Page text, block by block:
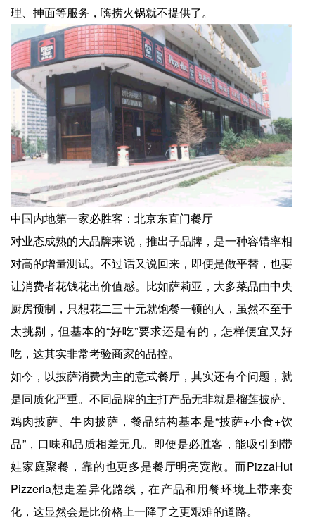
理、抻面等服务，嗨捞火锅就不提供了。
中国内地第一家必胜客：北京东直门餐厅
对业态成熟的大品牌来说，推出子品牌，是一种容错率相
对高的增量测试。不过话又说回来，即便是做平替，也要
让消费者花钱花出价值感。比如萨莉亚，大多菜品由中央
厨房预制，只想花二三十元就饱餐一顿的人，虽然不至于
太挑剔，但基本的“好吃”要求还是有的，怎样便宜又好
吃，这其实非常考验商家的品控。
如今，以披萨消费为主的意式餐厅，其实还有个问题，就
是同质化严重。不同品牌的主打产品无非就是榴莲披萨、
鸡肉披萨、牛肉披萨，餐品结构基本是“披萨+小食+饮
品”，口味和品质相差无几。即便是必胜客，能吸引到带
娃家庭聚餐，靠的也更多是餐厅明亮宽敞。而PizzaHut
Pizzeria想走差异化路线，在产品和用餐环境上带来变
化，这显然会是比价格上一降了之更艰难的道路。